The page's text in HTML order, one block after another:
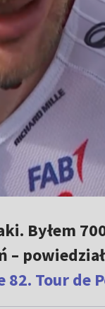
Byłem
– powiedział
82. Tour de